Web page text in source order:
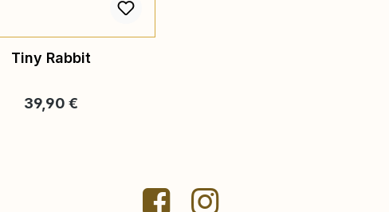
Tiny Rabbit
Regulärer Preis:
39,90 €